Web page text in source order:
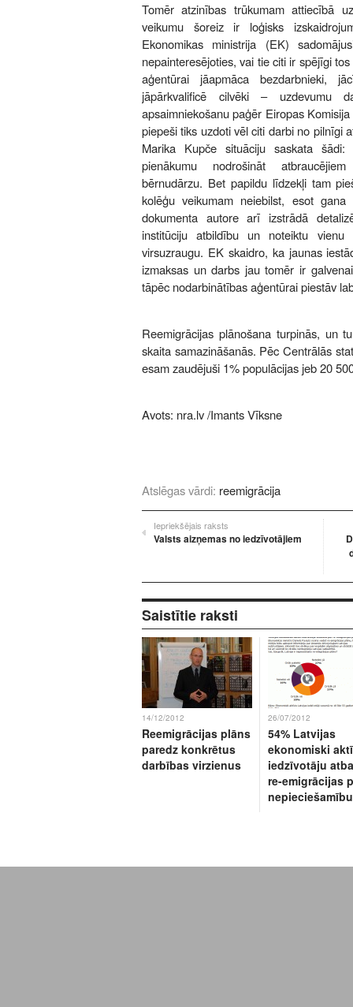
Tomēr atzinības trūkumam attiecībā
veikumu šoreiz ir loģisks
Ekonomikas ministrija (EK)
nepainteresējoties, vai tie citi ir spējīgi
aģentūrai jāapmāca bezdarbnieki,
jāpārkvalificē cilvēki – uzdevumu
apsaimniekošanu paģēr Eiropas
piepeši tiks uzdoti vēl citi darbi no pilnīgi
Marika Kupče situāciju saskata
pienākumu nodrošināt
bērnudārzu. Bet papildu līdzekļi tam
kolēģu veikumam neiebilst, esot
dokumenta autore arī izstrādā
institūciju atbildību un noteiktu vienu
virsuzraugu. EK skaidro, ka jaunas
izmaksas un darbs jau tomēr ir
tāpēc nodarbinātības aģentūrai piestāv
Reemigrācijas plānošana turpinās, un
skaita samazināšanās. Pēc Centrālās
esam zaudējuši 1% populācijas jeb 20
Avots: nra.lv/Imants Vīksne
Atslēgas vārdi: reemigrācija
Iepriekšējais raksts
Valsts aizņemas no iedzīvotājiem
Saistītie raksti
14/12/2012
Reemigrācijas plāns
paredz konkrētus
darbības virzienus
26/07/2012
54% Latvijas
ekonomiski
iedzīvotāju
re-emigrācijas
nepieciešamību